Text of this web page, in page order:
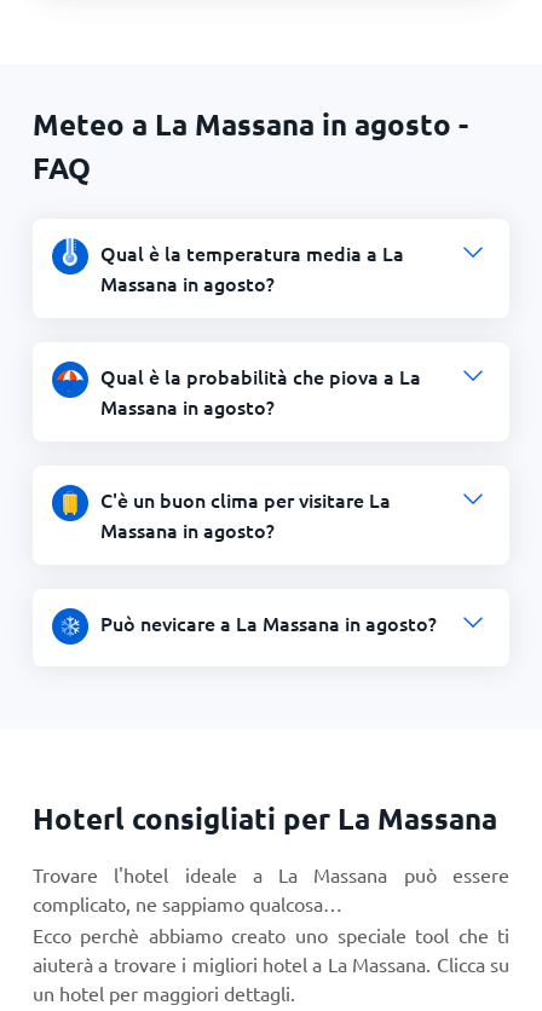
Meteo a La Massana in agosto -
FAQ
Qual è la temperatura media a La
Massana in agosto?
Qual è la probabilità che piova a La
Massana in agosto?
C'è un buon clima per visitare La
Massana in agosto?
Può nevicare a La Massana in agosto?
Hoterl consigliati per La Massana
Trovare l'hotel ideale a La Massana può essere
complicato, ne sappiamo qualcosa…
Ecco perchè abbiamo creato uno speciale tool che ti
aiuterà a trovare i migliori hotel a La Massana. Clicca su
un hotel per maggiori dettagli.